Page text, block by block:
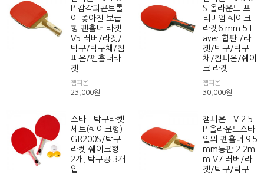
P 감각과콘트롤
이 좋아진 보급
형 펜홀더 라켓
V5 러버/라켓/
탁구/탁구채/참
피온/펜홀더라
켓
챔피온
23,000원
S 올라운드 프
리미엄 쉐이크
라켓6 mm 5 L
ayer 합판 /라
켓/탁구/탁구
채/참피온/쉐이
크 라켓
챔피온
30,000원
스타 - 탁구라켓
세트(쉐이크형)
GR200S/탁구
라켓 쉐이크형
2개, 탁구공 3개
입
챔피온 - V 2.5
P 올라운드스타
일의 펜홀더 9.5
mm통판 2.2m
m V7 러버/라
켓/탁구/탁구